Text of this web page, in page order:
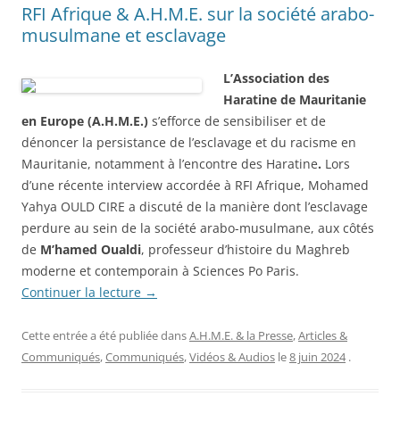
RFI Afrique & A.H.M.E. sur la société arabo-
musulmane et esclavage
L’Association des
Haratine de Mauritanie
en Europe (A.H.M.E.) s’efforce de sensibiliser et de
dénoncer la persistance de l’esclavage et du racisme en
Mauritanie, notamment à l’encontre des Haratine. Lors
d’une récente interview accordée à RFI Afrique, Mohamed
Yahya OULD CIRE a discuté de la manière dont l’esclavage
perdure au sein de la société arabo-musulmane, aux côtés
de M’hamed Oualdi, professeur d’histoire du Maghreb
moderne et contemporain à Sciences Po Paris.
Continuer la lecture →
Cette entrée a été publiée dansA.H.M.E. & la Presse,Articles &
Communiqués,Communiqués,Vidéos & Audios le8 juin 2024 .